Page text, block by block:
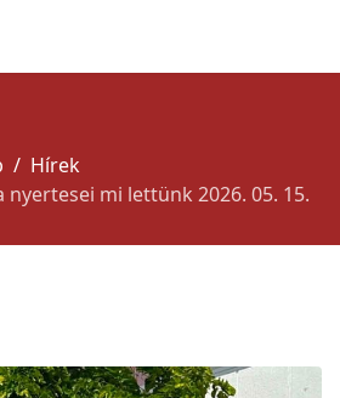
Hírek
nyertesei mi lettünk 2026. 05. 15.